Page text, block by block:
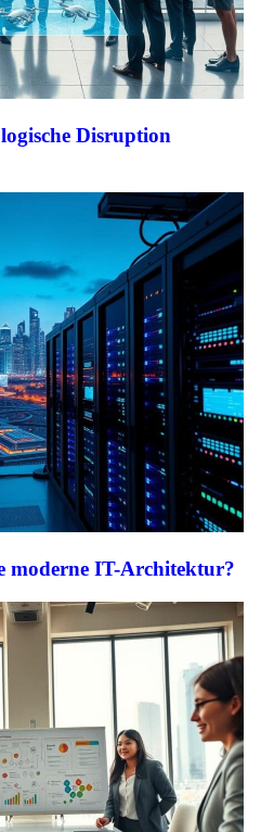
Disruption
moderne IT-Architektur?